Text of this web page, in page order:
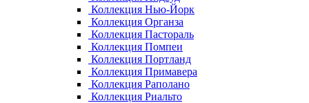
Коллекция Нью-Йорк
Коллекция Органза
Коллекция Пастораль
Коллекция Помпеи
Коллекция Портланд
Коллекция Примавера
Коллекция Раполано
Коллекция Риальто